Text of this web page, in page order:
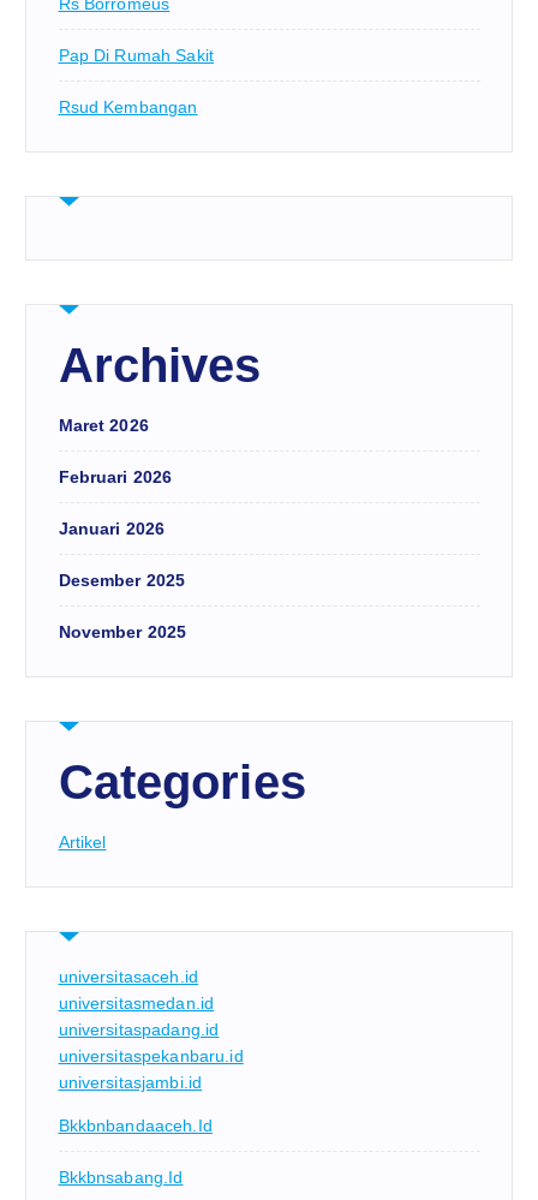
Pap Di Rumah Sakit
Rsud Kembangan
Archives
Maret 2026
Februari 2026
Januari 2026
Desember 2025
November 2025
Categories
Artikel
universitasaceh.id
universitasmedan.id
universitaspadang.id
universitaspekanbaru.id
universitasjambi.id
Bkkbnbandaaceh.id
Bkkbnsabang.id